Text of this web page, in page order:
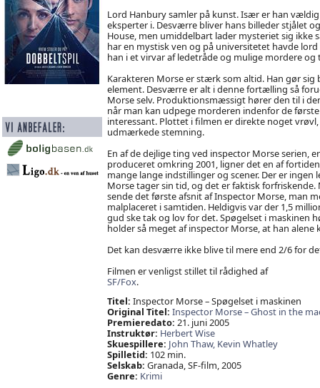
Lord Hanbury samler på kunst. Især er han
eksperter i. Desværre bliver hans billeder stjålet
House, men umiddelbart lader mysteriet sig ikke
har en mystisk ven og på universitetet havde
han i et virvar af ledetråde og mulige mordere og
Karakteren Morse er stærk som altid. Han gør
element. Desværre er alt i denne fortælling så
Morse selv. Produktionsmæssigt hører den til i
når man kan udpege morderen indenfor de
interessant. Plottet i filmen er direkte noget
udmærkede stemning.
En af de dejlige ting ved inspector Morse serien,
produceret omkring 2001, ligner det en af
mange lange indstillinger og scener. Der er
Morse tager sin tid, og det er faktisk
sende det første afsnit af Inspector Morse, man
malplaceret i samtiden. Heldigvis var der 1,5
gud ske tak og lov for det. Spøgelset i maskinen
holder så meget af inspector Morse, at han
Det kan desværre ikke blive til mere end 2/6 for
Filmen er venligst stillet til rådighed af
SF/Fox.
Titel: Inspector Morse – Spøgelset i maskinen
Original Titel: Inspector Morse – Ghost in the
Premieredato: 21. juni 2005
Instruktør: Herbert Wise
Skuespillere: John Thaw, Kevin Whatley
Spilletid: 102 min.
Selskab: Granada, SF-film, 2005
Genre: Krimi